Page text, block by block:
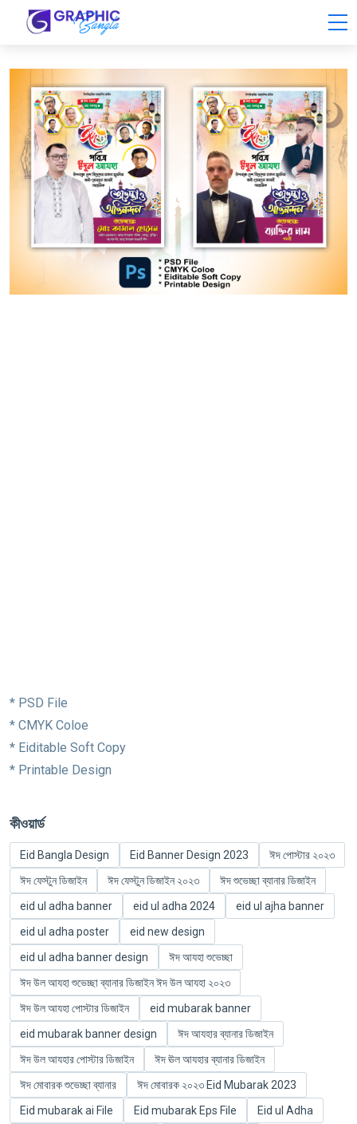
* PSD File
* CMYK Coloe
* Eiditable Soft Copy
* Printable Design
কীওয়ার্ড
Eid Bangla Design Eid Banner Design 2023
ঈদ পোস্টার ২০২৩
ঈদ ফেস্টুন ডিজাইন
ঈদ ফেস্টুন ডিজাইন ২০২৩
ঈদ শুভেচ্ছা ব্যানার ডিজাইন
eid ul adha banner
eid ul adha 2024
eid ul ajha banner
eid ul adha poster
eid new design
eid ul adha banner design
ঈদ আযহা শুভেচ্ছা
ঈদ উল আযহা শুভেচ্ছা ব্যানার ডিজাইন ঈদ উল আযহা ২০২৩
ঈদ উল আযহা পোস্টার ডিজাইন
eid mubarak banner
eid mubarak banner design
ঈদ আযহার ব্যানার ডিজাইন
ঈদ উল আযহার পোস্টার ডিজাইন
ঈদ ঊল আযহার ব্যানার ডিজাইন
ঈদ মোবারক শুভেচ্ছা ব্যানার
ঈদ মোবারক ২০২৩ Eid Mubarak 2023
Eid mubarak ai File
Eid mubarak Eps File
Eid ul Adha